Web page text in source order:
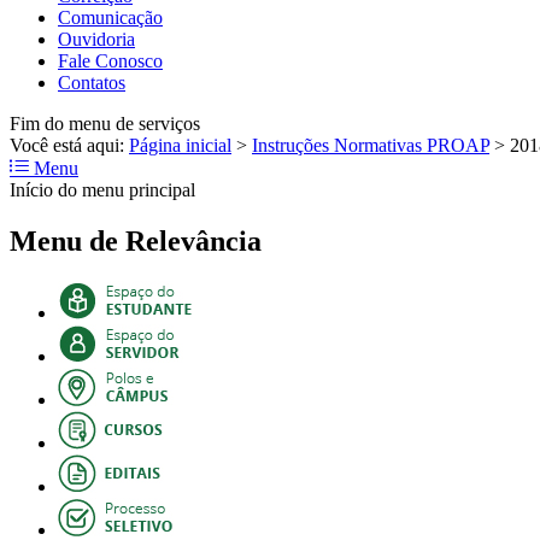
Comunicação
Ouvidoria
Fale Conosco
Contatos
Fim do menu de serviços
Você está aqui: Página inicial > Instruções Normativas PROAP >
Menu
Início do menu principal
Menu de Relevância